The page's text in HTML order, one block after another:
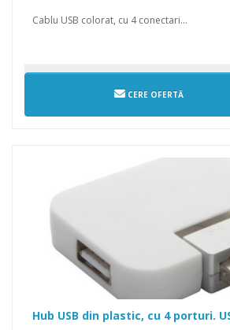
Cablu USB colorat, cu 4 conectari...
CERE OFERTĂ
Hub USB din plastic, cu 4 porturi.